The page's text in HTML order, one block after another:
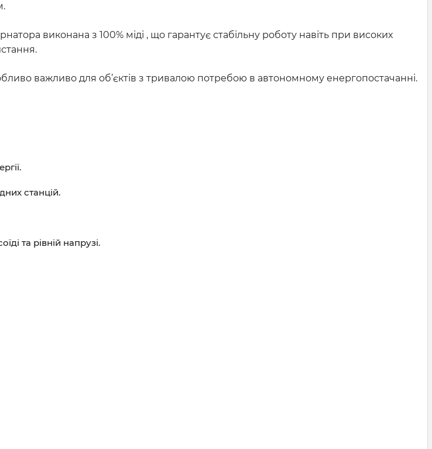
виконана з 100% міді , що гарантує стабільну роботу навіть при високих
важливо для об’єктів з тривалою потребою в автономному енергопостачанні.
станцій.
та рівній напрузі.